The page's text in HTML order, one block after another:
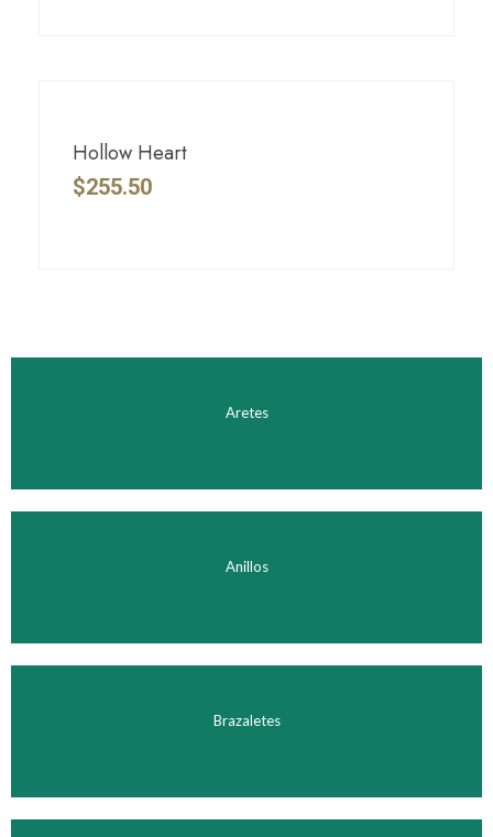
Hollow Heart
$255.50
Aretes
Anillos
Brazaletes